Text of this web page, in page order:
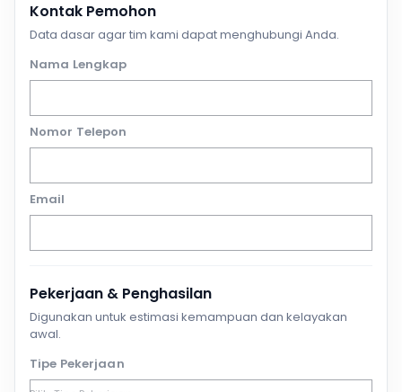
Kontak Pemohon
Data dasar agar tim kami dapat menghubungi Anda.
Nama Lengkap
Nomor Telepon
Email
Pekerjaan & Penghasilan
Digunakan untuk estimasi kemampuan dan kelayakan
awal.
Tipe Pekerjaan